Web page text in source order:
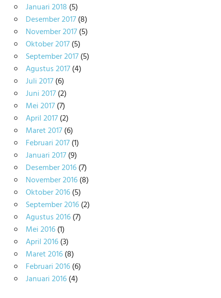
Januari 2018 (5)
Desember 2017(8)
November 2017(5)
Oktober 2017(5)
September 2017(5)
Agustus 2017(4)
Juli 2017(6)
Juni 2017(2)
Mei 2017(7)
April 2017(2)
Maret 2017(6)
Februari 2017(1)
Januari 2017(9)
Desember 2016(7)
November 2016(8)
Oktober 2016(5)
September 2016(2)
Agustus 2016(7)
Mei 2016(1)
April 2016(3)
Maret 2016(8)
Februari 2016(6)
Januari 2016(4)